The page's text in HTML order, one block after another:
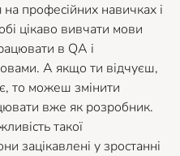
професійних навичках і
цікаво вивчати мови
в QA і
А якщо ти відчуєш,
то можеш змінити
вже як розробник.
такої
зацікавлені у зростанні